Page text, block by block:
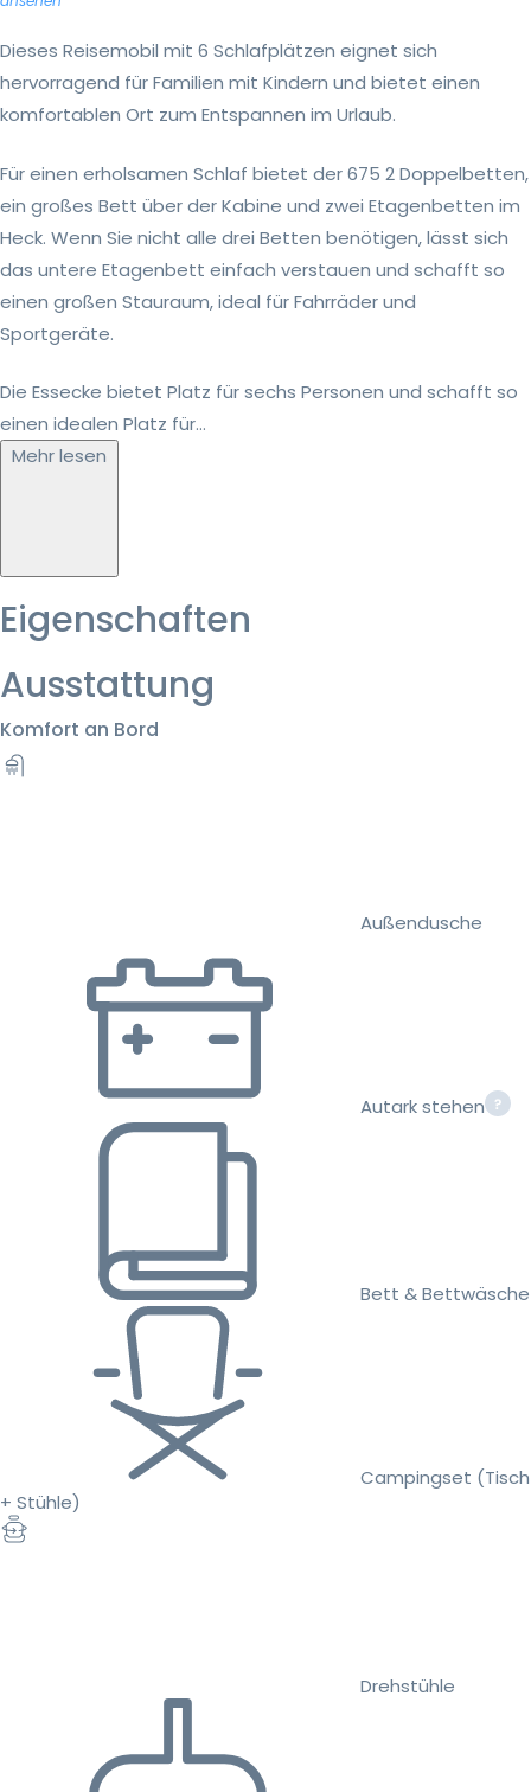
Dieses Reisemobil mit 6 Schlafplätzen eignet sich
hervorragend für Familien mit Kindern und bietet einen
komfortablen Ort zum Entspannen im Urlaub.
Für einen erholsamen Schlaf bietet der 675 2 Doppelbetten,
ein großes Bett über der Kabine und zwei Etagenbetten im
Heck. Wenn Sie nicht alle drei Betten benötigen, lässt sich
das untere Etagenbett einfach verstauen und schafft so
einen großen Stauraum, ideal für Fahrräder und
Sportgeräte.
Die Essecke bietet Platz für sechs Personen und schafft so
einen idealen Platz für...
Mehr lesen
Eigenschaften
Ausstattung
Komfort an Bord
Außendusche
Autark stehen
Bett & Bettwäsche
Campingset (Tisch
+ Stühle)
Drehstühle